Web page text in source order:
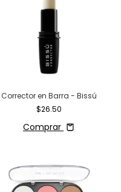
Corrector en Barra - Bissú
$26.50
Comprar